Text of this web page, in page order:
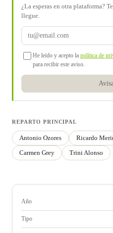
¿La esperas en otra plataforma?
llegue.
He leído y acepto la política de
para recibir este aviso.
REPARTO PRINCIPAL
Antonio Ozores Ricardo
Carmen Grey
Trini Alonso
Año
Tipo